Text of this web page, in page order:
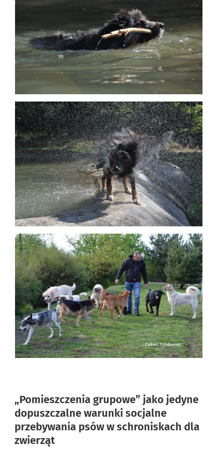
„Pomieszczenia grupowe” jako jedyne
dopuszczalne warunki socjalne
przebywania psów w schroniskach dla
zwierząt